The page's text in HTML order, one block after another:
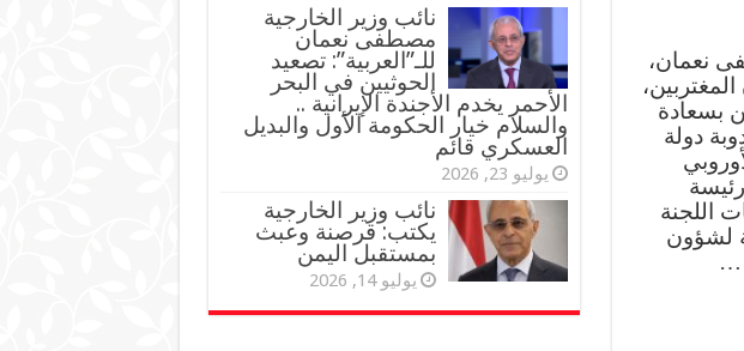
نعمان،
بسعادة
دولة
اللجنة
لشؤون
…
نائب وزير الخارجية
مصطفى نعمان
للـ”العربية”: تصعيد
الحوثيين في البحر
الأحمر يخدم الأجندة الإيرانية ..
والسلام خيار الحكومة الأول والبديل
العسكري قائم
يوليو 23, 2026
نائب وزير الخارجية
يكتب: قرصنة وعبث
بمستقبل اليمن
يوليو 14, 2026